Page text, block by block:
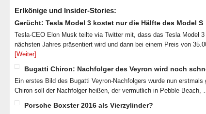
Erlkönige und Insider-Stories:
Gerücht: Tesla Model 3 kostet nur die Hälfte des Model S
Tesla-CEO Elon Musk teilte via Twitter mit, dass das Tesla Model 3
nächsten Jahres präsentiert wird und dann bei einem Preis von
[Weiter]
Bugatti Chiron: Nachfolger des Veyron wird noch
Ein erstes Bild des Bugatti Veyron-Nachfolgers wurde nun erstmals
Chiron soll der Nachfolger heißen, der vermutlich in Pebble Beach,
Porsche Boxster 2016 als Vierzylinder?